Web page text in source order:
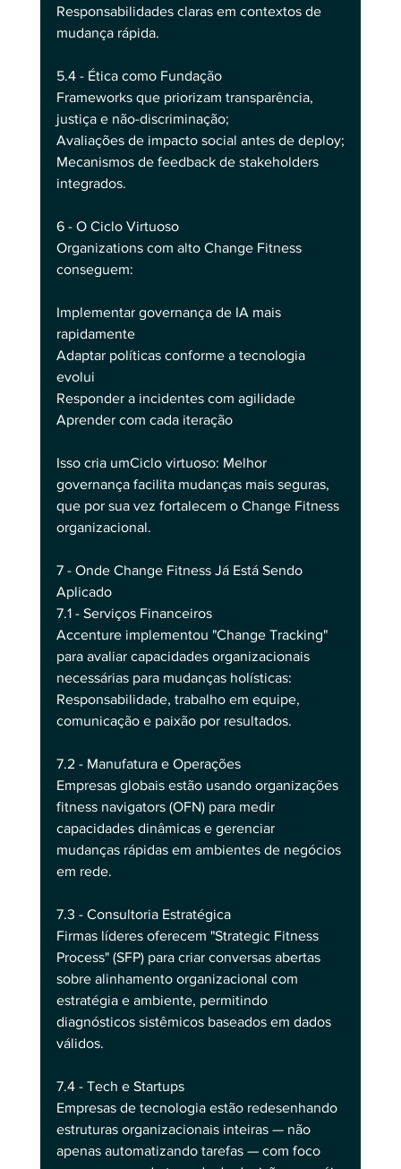
Responsabilidades claras em contextos de
mudança rápida.
5.4 - Ética como Fundação
Frameworks que priorizam transparência,
justiça e não-discriminação;
Avaliações de impacto social antes de deploy;
Mecanismos de feedback de stakeholders
integrados.
6 - O Ciclo Virtuoso
Organizations com alto Change Fitness
conseguem:
Implementar governança de IA mais
rapidamente
Adaptar políticas conforme a tecnologia
evolui
Responder a incidentes com agilidade
Aprender com cada iteração
Isso cria umCiclo virtuoso: Melhor
governança facilita mudanças mais seguras,
que por sua vez fortalecem o Change Fitness
organizacional.
7 - Onde Change Fitness Já Está Sendo
Aplicado
7.1 - Serviços Financeiros
Accenture implementou "Change Tracking"
para avaliar capacidades organizacionais
necessárias para mudanças holísticas:
Responsabilidade, trabalho em equipe,
comunicação e paixão por resultados.
7.2 - Manufatura e Operações
Empresas globais estão usando organizações
fitness navigators (OFN) para medir
capacidades dinâmicas e gerenciar
mudanças rápidas em ambientes de negócios
em rede.
7.3 - Consultoria Estratégica
Firmas líderes oferecem "Strategic Fitness
Process" (SFP) para criar conversas abertas
sobre alinhamento organizacional com
estratégia e ambiente, permitindo
diagnósticos sistêmicos baseados em dados
válidos.
7.4 - Tech e Startups
Empresas de tecnologia estão redesenhando
estruturas organizacionais inteiras — não
apenas automatizando tarefas — com foco